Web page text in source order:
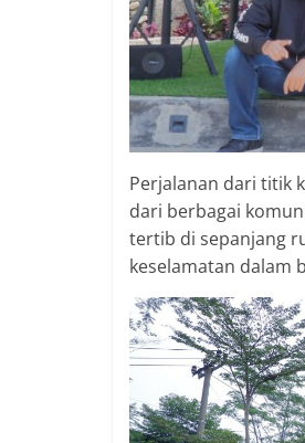
Perjalanan dari titik
dari berbagai
tertib di sepanjang
keselamatan dalam